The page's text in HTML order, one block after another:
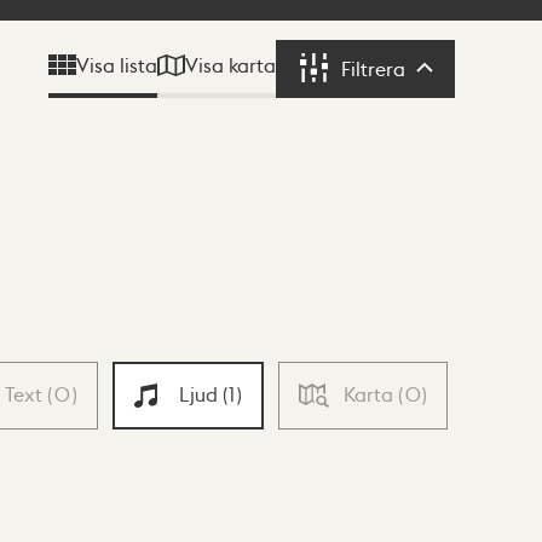
Visa lista Visa karta Filtrera Filtrera
Text (0) Ljud (1) Karta (0)